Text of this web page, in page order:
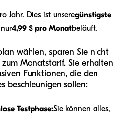
Jahr. Dies ist unseregünstigste
4,99 $ pro Monatbeläuft.
wählen, sparen Sie nicht
zum Monatstarif. Sie erhalten
Funktionen, die den
beschleunigen sollen:
Testphase:Sie können alles,